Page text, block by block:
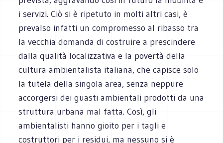
i servizi. Ciò si è ripetuto in molti altri casi, è
prevalso infatti un compromesso al ribasso tra
la vecchia domanda di costruire a prescindere
dalla qualità localizzativa e la povertà della
cultura ambientalista italiana, che capisce solo
la tutela della singola area, senza neppure
accorgersi dei guasti ambientali prodotti da una
struttura urbana mal fatta. Così, gli
ambientalisti hanno gioito per i tagli e
costruttori per i residui, ma nessuno si è